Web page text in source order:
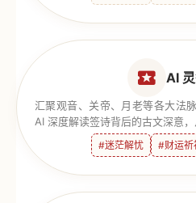
AI
汇聚观音、关帝、月老等各大法
AI 深度解读签诗背后的古文深意
#迷茫解忧 #财运祈